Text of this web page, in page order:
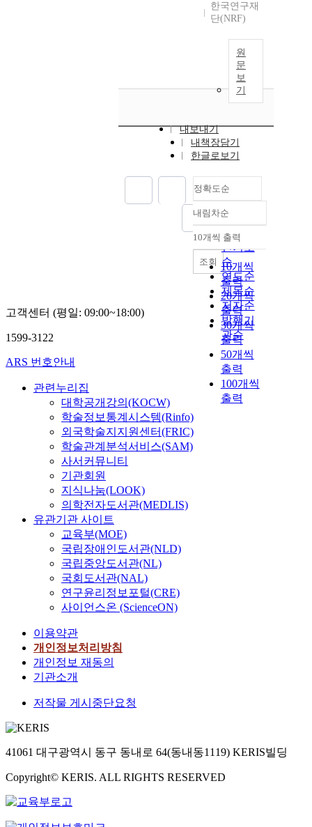
한국연구재
단(NRF)
원
문
보
기
내보내기
내책장담기
한글로보기
정확도순
정확도
순
인기도
순
연도순
제목순
저자순
발행기
관순
내림차순
내림차순
10개씩 출력
10개씩
출력
20개씩
출력
30개씩
출력
50개씩
출력
100개씩
출력
조회
고객센터 (평일: 09:00~18:00)
1599-3122
ARS 번호안내
관련누리집
대학공개강의(KOCW)
학술정보통계시스템(Rinfo)
외국학술지지원센터(FRIC)
학술관계분석서비스(SAM)
사서커뮤니티
기관회원
지식나눔(LOOK)
의학전자도서관(MEDLIS)
유관기관 사이트
교육부(MOE)
국립장애인도서관(NLD)
국립중앙도서관(NL)
국회도서관(NAL)
연구윤리정보포털(CRE)
사이언스온 (ScienceON)
이용약관
개인정보처리방침
개인정보 재동의
기관소개
저작물 게시중단요청
41061 대구광역시 동구 동내로 64(동내동1119) KERIS빌딩
Copyright© KERIS. ALL RIGHTS RESERVED